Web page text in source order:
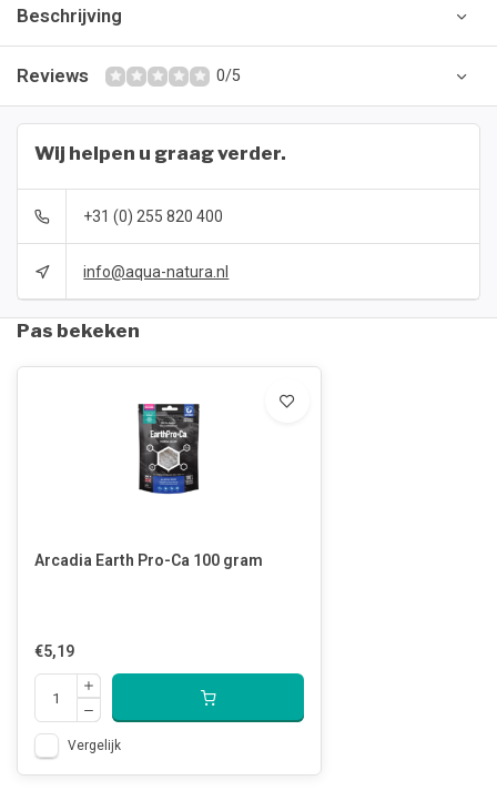
Beschrijving
Reviews 0/5
Wij helpen u graag verder.
+31 (0) 255 820 400
info@aqua-natura.nl
Pas bekeken
Arcadia Earth Pro-Ca 100 gram
€5,19
Vergelijk